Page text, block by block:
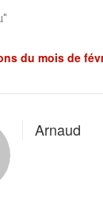
du mois de
Arnaud